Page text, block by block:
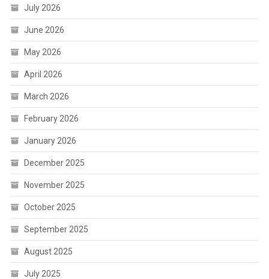
July 2026
June 2026
May 2026
April 2026
March 2026
February 2026
January 2026
December 2025
November 2025
October 2025
September 2025
August 2025
July 2025